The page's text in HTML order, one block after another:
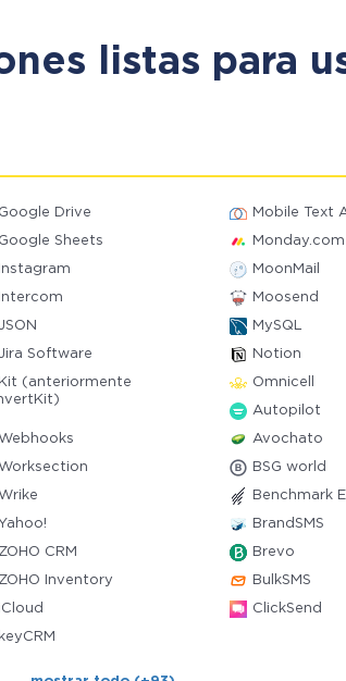
listas para
Google Drive Mobile Text
Google Sheets Monday.com
Instagram MoonMail
Intercom Moosend
MySQL
Software Notion
Kit (anteriormente
Omnicell
Autopilot
Webhooks Avochato
Worksection BSG world
Wrike Benchmark
Yahoo! BrandSMS
ZOHO CRM Brevo
ZOHO Inventory BulkSMS
iCloud ClickSend
keyCRM